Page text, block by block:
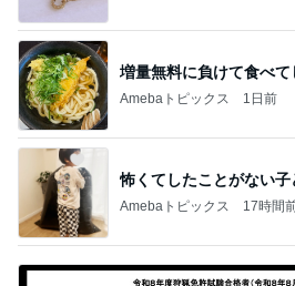
増量無料に負けて食べて
Amebaトピックス 1日前
怖くてしたことがない子
Amebaトピックス 17時間